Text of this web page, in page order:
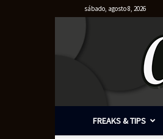
sábado, agosto 8, 2026
FREAKS & TIPS